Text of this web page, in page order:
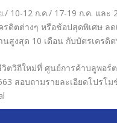
./ 10-12 ก.ค./ 17-19 ก.ค. แล
ดิตต่างๆ หรือช้อปสุดพิเศษ ล
สูงสุด 10 เดือน กับบัตรเครดิ
วิถีใหม่ที่ ศูนย์การค้าบลูพอร์
สอบถามรายละเอียดโปรโม